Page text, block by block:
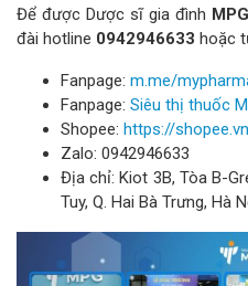
Để được Dược sĩ gia đình MPG
đài hotline 0942946633 hoặc
Fanpage: m.me/
Fanpage: Siêu thị thuốc
Shopee: https://
Zalo: 0942946633
Địa chỉ: Kiot 3B, Tòa B-
Tuy, Q. Hai Bà Trưng, Hà